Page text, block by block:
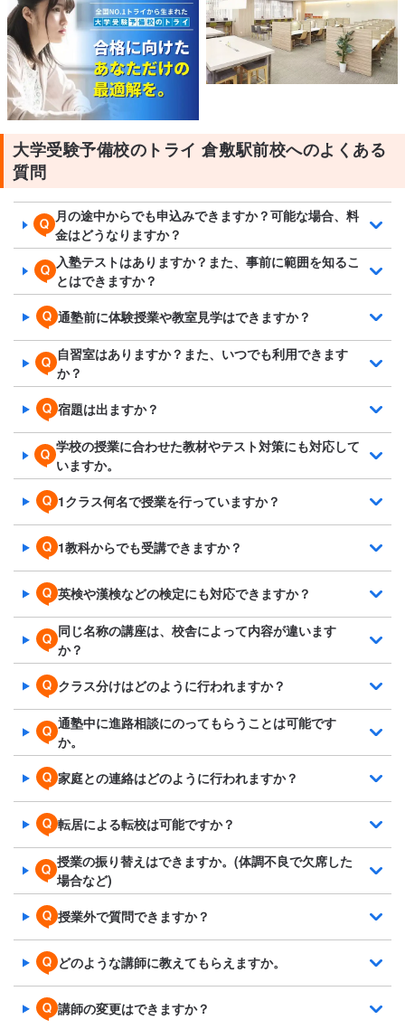
大学受験予備校のトライ 倉敷駅前校へのよくある
質問
月の途中からでも申込みできますか？可能な場合、料
金はどうなりますか？
入塾テストはありますか？また、事前に範囲を知るこ
とはできますか？
通塾前に体験授業や教室見学はできますか？
自習室はありますか？また、いつでも利用できます
か？
宿題は出ますか？
学校の授業に合わせた教材やテスト対策にも対応して
いますか。
1クラス何名で授業を行っていますか？
1教科からでも受講できますか？
英検や漢検などの検定にも対応できますか？
同じ名称の講座は、校舎によって内容が違います
か？
クラス分けはどのように行われますか？
通塾中に進路相談にのってもらうことは可能です
か。
家庭との連絡はどのように行われますか？
転居による転校は可能ですか？
授業の振り替えはできますか。(体調不良で欠席した
場合など)
授業外で質問できますか？
どのような講師に教えてもらえますか。
講師の変更はできますか？